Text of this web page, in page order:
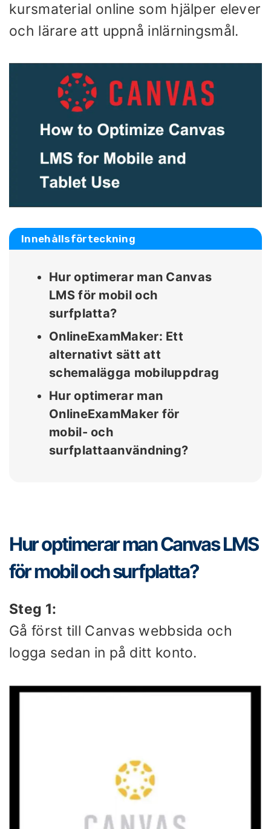
kursmaterial online som hjälper elever
och lärare att uppnå inlärningsmål.
Innehållsförteckning
Hur optimerar man Canvas
LMS för mobil och
surfplatta?
OnlineExamMaker: Ett
alternativt sätt att
schemalägga mobiluppdrag
Hur optimerar man
OnlineExamMaker för
mobil- och
surfplattaanvändning?
Hur optimerar man Canvas LMS
för mobil och surfplatta?
Steg 1:
Gå först till Canvas webbsida och
logga sedan in på ditt konto.